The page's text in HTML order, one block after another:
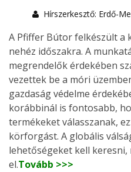
Hírszerkesztő: Erdő-
A Pfiffer Bútor felkészült a
nehéz időszakra. A
megrendelők érdekében
vezettek be a móri
gazdaság védelme
korábbinál is fontosabb,
termékeket válasszanak,
körforgást. A globális
lehetőségeket kell
el.Tovább >>>